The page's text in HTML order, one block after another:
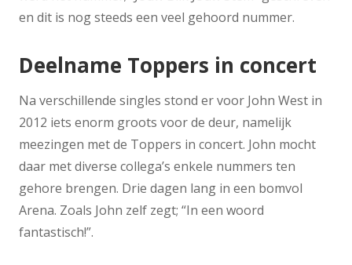
en dit is nog steeds een veel gehoord nummer.
Deelname Toppers in concert
Na verschillende singles stond er voor John West in
2012 iets enorm groots voor de deur, namelijk
meezingen met de Toppers in concert. John mocht
daar met diverse collega’s enkele nummers ten
gehore brengen. Drie dagen lang in een bomvol
Arena. Zoals John zelf zegt; “In een woord
fantastisch!”.